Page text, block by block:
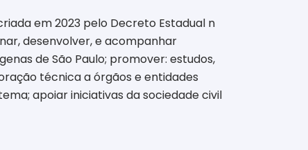
em 2023 pelo Decreto Estadual n
desenvolver, e acompanhar
de São Paulo; promover: estudos,
técnica a órgãos e entidades
apoiar iniciativas da sociedade civil